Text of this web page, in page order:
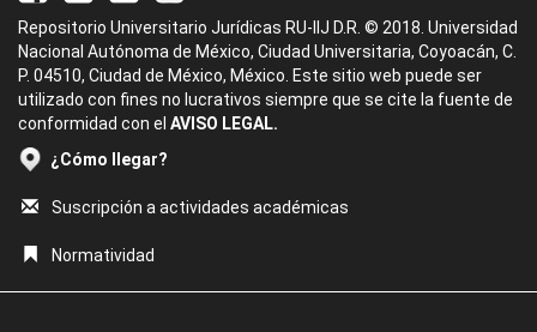
Repositorio Universitario Jurídicas RU-IIJ D.R. © 2018. Universidad
Nacional Autónoma de México, Ciudad Universitaria, Coyoacán, C.
P. 04510, Ciudad de México, México. Este sitio web puede ser
utilizado con fines no lucrativos siempre que se cite la fuente de
conformidad con el AVISO LEGAL.
¿Cómo llegar?
Suscripción a actividades académicas
Normatividad